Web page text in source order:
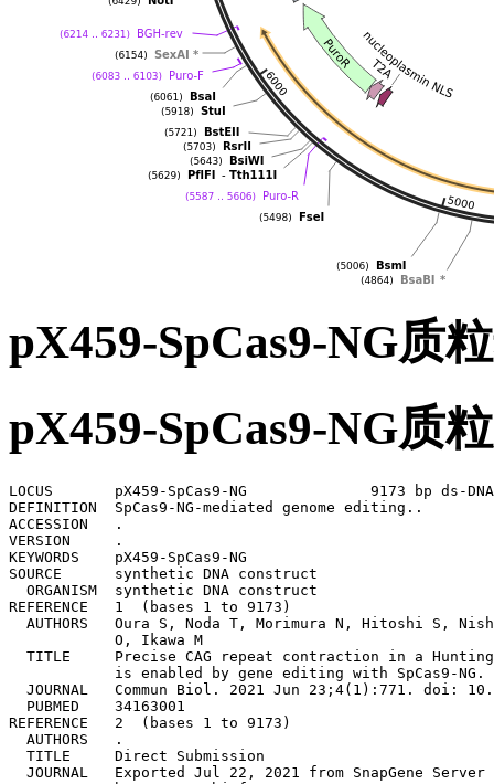
pX459-SpCas9-NG质
pX459-SpCas9-NG质
LOCUS       pX459-SpCas9-NG              9173 bp ds-DNA     circular SYN 22-JUL-2021
DEFINITION  SpCas9-NG-mediated genome editing..
ACCESSION   .
VERSION     .
KEYWORDS    pX459-SpCas9-NG
SOURCE      synthetic DNA construct
  ORGANISM  synthetic DNA construct
REFERENCE   1  (bases 1 to 9173)
  AUTHORS   Oura S, Noda T, Morimura N, Hitoshi S, Nishimasu H, Nagai Y, Nureki 
            O, Ikawa M
  TITLE     Precise CAG repeat contraction in a Huntington's Disease mouse model
            is enabled by gene editing with SpCas9-NG.
  JOURNAL   Commun Biol. 2021 Jun 23;4(1):771. doi: 10.1038/s42003-021-02304-w.
  PUBMED    34163001
REFERENCE   2  (bases 1 to 9173)
  AUTHORS   .
  TITLE     Direct Submission
  JOURNAL   Exported Jul 22, 2021 from SnapGene Server 1.1.58
            http://www.biofeng.com
FEATURES             Location/Qualifiers
     source          1..9173
                     /organism="synthetic DNA construct"
                     /mol_type="other DNA"
     promoter        1..241
                     /label=U6 promoter
                     /note="RNA polymerase III promoter for human U6 snRNA"
     primer_bind     1..21
                     /label=hU6-F
                     /note="Human U6 promoter, forward primer"
     primer_bind     172..191
                     /label=LKO.1 5'
                     /note="Human U6 promoter, forward primer"
     misc_RNA        268..343
                     /label=gRNA scaffold
                     /note="guide RNA scaffold for the Streptococcus pyogenes 
                     CRISPR/Cas9 system"
     enhancer        440..725
                     /label=CMV enhancer
                     /note="human cytomegalovirus immediate early enhancer; 
                     contains an 18-bp deletion relative to the standard CMV 
                     enhancer"
     promoter        727..1003
                     /label=chicken beta-actin promoter
     intron          1004..1231
                     /label=hybrid intron
                     /note="hybrid between chicken beta-actin (CBA) and minute 
                     virus of mice (MMV) introns (Gray et al., 2011)"
     regulatory      1243..1252
                     /regulatory_class="other"
                     /note="vertebrate consensus sequence for strong initiation 
                     of translation (Kozak, 1987)"
     CDS             1252..1317
                     /codon_start=1
                     /product="three tandem FLAG(R) epitope tags, followed by an
                     enterokinase cleavage site"
                     /label=3xFLAG
                     /translation="DYKDHDGDYKDHDIDYKDDDDK"
     CDS             1324..1344
                     /codon_start=1
                     /product="nuclear localization signal of SV40 (simian virus
                     40) large T antigen"
                     /label=SV40 NLS
                     /translation="PKKKRKV"
     CDS             1369..3084
                     /codon_start=1
                     /product="N-terminal portion of Streptococcus pyogenes Cas9
                     (Zetsche et al., 2015)"
                     /label=Cas9(N)
                     /translation="DKKYSIGLDIGTNSVGWAVITDEYKVPSKKFKVLGNTDRHSIKKN
                     LIGALLFDSGETAEATRLKRTARRRYTRRKNRICYLQEIFSNEMAKVDDSFFHRLEESF
                     LVEEDKKHERHPIFGNIVDEVAYHEKYPTIYHLRKKLVDSTDKADLRLIYLALAHMIKF
                     RGHFLIEGDLNPDNSDVDKLFIQLVQTYNQLFEENPINASGVDAKAILSARLSKSRRLE
                     NLIAQLPGEKKNGLFGNLIALSLGLTPNFKSNFDLAEDAKLQLSKDTYDDDLDNLLAQI
                     GDQYADLFLAAKNLSDAILLSDILRVNTEITKAPLSASMIKRYDEHHQDLTLLKALVRQ
                     QLPEKYKEIFFDQSKNGYAGYIDGGASQEEFYKFIKPILEKMDGTEELLVKLNREDLLR
                     KQRTFDNGSIPHQIHLGELHAILRRQEDFYPFLKDNREKIEKILTFRIPYYVGPLARGN
                     SRFAWMTRKSEETITPWNFEEVVDKGASAQSFIERMTNFDKNLPNEKVLPKHSLLYEYF
                     TVYNELTKVKYVTEGMRKPAFLSGEQKKAIVDLLFKTNRKVTVKQLKEDYFKKIE"
     CDS             5470..5517
                     /codon_start=1
                     /product="bipartite nuclear localization signal from 
                     nucleoplasmin"
                     /label=nucleoplasmin NLS
                     /translation="KRPAATKKAGQAKKKK"
     CDS             5533..5586
                     /codon_start=1
                     /product="2A peptide from Thosea asigna virus capsid 
                     protein"
                     /label=T2A
                     /note="Eukaryotic ribosomes fail to insert a peptide bond 
                     between the Gly and Pro residues, yielding separate 
                     polypeptides."
                     /translation="EGRGSLLTCGDVEENPGP"
     CDS             5587..6186
                     /codon_start=1
                     /gene="pac from Streptomyces alboniger"
                     /product="puromycin N-acetyltransferase"
                     /label=PuroR
                     /note="confers resistance to puromycin"
                     /translation="MTEYKPTVRLATRDDVPRAVRTLAAAFADYPATRHTVDPDRHIER
                     VTELQELFLTRVGLDIGKVWVADDGAAVAVWTTPESVEAGAVFAEIGPRMAELSGSRLA
                     AQQQMEGLLAPHRPKEPAWFLATVGVSPDHQGKGLGSAVVLPGVEAAERAGVPAFLETS
                     APRNLPFYERLGFTVTADVEVPEGPRTWCMTRKPGA"
     primer_bind     complement(5587..5606)
                     /label=Puro-R
                     /note="Puromycin resistance gene, reverse primer. Also 
                     called puro-variant-R"
     primer_bind     6083..6103
                     /label=Puro-F
                     /note="Puromycin resistance gene, forward primer"
     primer_bind     complement(6214..6231)
                     /label=BGH-rev
                     /note="Bovine growth hormone terminator, reverse primer. 
                     Also called BGH reverse"
     polyA_signal    6220..6427
                     /label=bGH poly(A) signal
                     /note="bovine growth hormone polyadenylation signal"
     repeat_region   6436..6576
                     /label=AAV2 ITR
                     /note="inverted terminal repeat of adeno-associated virus 
                     serotype 2"
     repeat_region   6436..6565
                     /label=AAV2 ITR
     rep_origin      6651..7106
                     /direction=RIGHT
                     /label=f1 ori
                     /note="f1 bacteriophage origin of replication; arrow 
                     indicates